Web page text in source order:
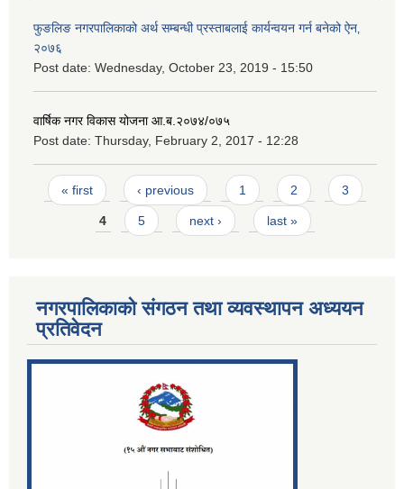
फुङलिङ नगरपालिकाको अर्थ सम्बन्धी प्रस्ताबलाई कार्यन्वयन गर्न बनेको ऐन‚
२०७६
Post date: Wednesday, October 23, 2019 - 15:50
वार्षिक नगर विकास योजना आ.ब.२०७४/०७५
Post date: Thursday, February 2, 2017 - 12:28
Pages
« first ‹ previous 1 2 3
4 5 next › last »
नगरपालिकाको संगठन तथा व्यवस्थापन अध्ययन
प्रतिवेदन